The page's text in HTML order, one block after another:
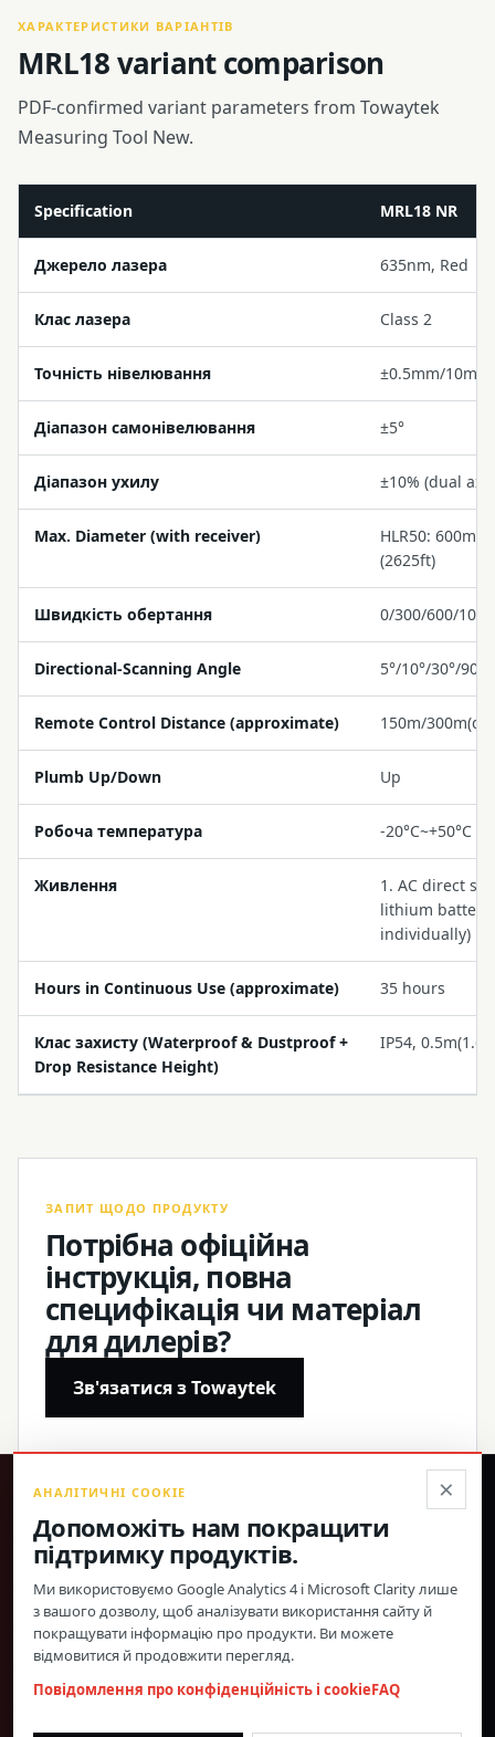
ХАРАКТЕРИСТИКИ ВАРІАНТІВ
MRL18 variant comparison
PDF-confirmed variant parameters from Towaytek
Measuring Tool New.
Specification MRL18 NR
Джерело лазера 635nm, Red
Клас лазера Class 2
Точність нівелювання ±0.5mm/10m
Діапазон самонівелювання ±5°
Діапазон ухилу ±10% (dual
Max. Diameter (with receiver)
HLR50: 600m
(2625ft)
Швидкість обертання 0/300/600/
Directional-Scanning Angle 5°/10°/30°/90°
Remote Control Distance (approximate) 150m/
Plumb Up/Down Up
Робоча температура -20°C~+50°C (-
Живлення
1. AC direct
lithium battery
individually)
Hours in Continuous Use (approximate) 35 hours
Клас захисту (Waterproof & Dustproof +
Drop Resistance Height)
IP54,
ЗАПИТ ЩОДО ПРОДУКТУ
Потрібна офіційна
інструкція, повна
специфікація чи матеріал
для дилерів?
Зв'язатися з Towaytek
®
Точні продукти, підтверджені характеристики та
пряма глобальна підтримка.
© 2026 Toway Technology (Shanghai) Co., Ltd. Усі права захищено.
Конфіденційність і файли cookieFAQНалаштування cookie
ДИЛЕРАМИ
×
АНАЛІТИЧНІ COOKIE
Допоможіть нам покращити
підтримку продуктів.
Ми використовуємо Google Analytics 4 і Microsoft Clarity лише
з вашого дозволу, щоб аналізувати використання сайту й
покращувати інформацію про продукти. Ви можете
відмовитися й продовжити перегляд.
Повідомлення про конфіденційність і cookieFAQ